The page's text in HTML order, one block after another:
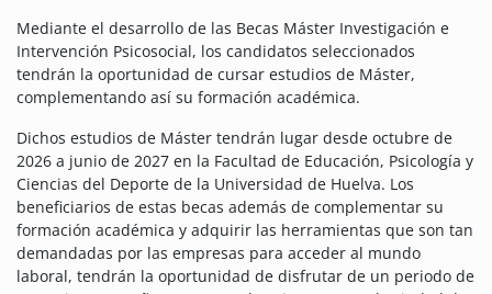
Mediante el desarrollo de las Becas Máster Investigación e
Intervención Psicosocial, los candidatos seleccionados
tendrán la oportunidad de cursar estudios de Máster,
complementando así su formación académica.
Dichos estudios de Máster tendrán lugar desde octubre de
2026 a junio de 2027 en la Facultad de Educación, Psicología y
Ciencias del Deporte de la Universidad de Huelva. Los
beneficiarios de estas becas además de complementar su
formación académica y adquirir las herramientas que son tan
demandadas por las empresas para acceder al mundo
laboral, tendrán la oportunidad de disfrutar de un periodo de